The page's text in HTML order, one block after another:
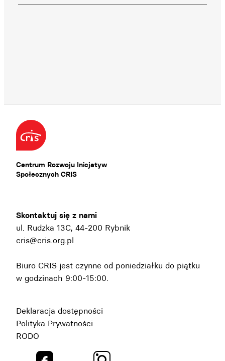
Centrum Rozwoju Inicjatyw
Społecznych CRIS
Skontaktuj się z nami
ul. Rudzka 13C, 44-200 Rybnik
cris@cris.org.pl
Biuro CRIS jest czynne od poniedziałku do piątku
w godzinach 9:00-15:00.
Deklaracja dostępności
Polityka Prywatności
RODO